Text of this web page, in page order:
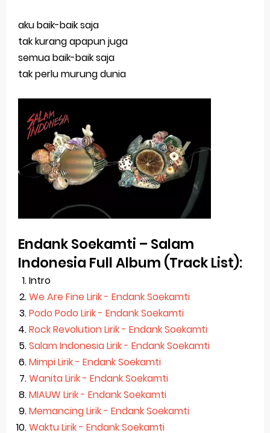
aku baik-baik saja
tak kurang apapun juga
semua baik-baik saja
tak perlu murung dunia
Endank Soekamti – Salam
Indonesia Full Album (Track List):
Intro
We Are Fine Lirik - Endank Soekamti
Podo Podo Lirik - Endank Soekamti
Rock Revolution Lirik - Endank Soekamti
Salam Indonesia Lirik - Endank Soekamti
Mimpi Lirik - Endank Soekamti
Wanita Lirik - Endank Soekamti
MIAUW Lirik - Endank Soekamti
Memancing Lirik - Endank Soekamti
Waktu Lirik - Endank Soekamti